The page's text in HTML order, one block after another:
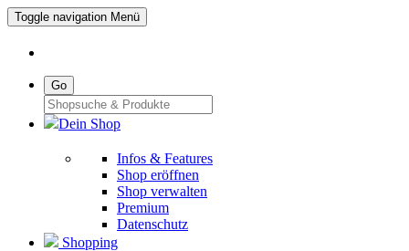
Toggle navigation Menü
Go
Dein Shop
Infos & Features
Shop eröffnen
Shop verwalten
Premium
Datenschutz
Shopping